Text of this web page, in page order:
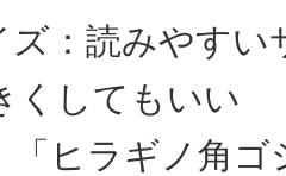
ズ：読みやすい
くしてもいい
「ヒラギノ角ゴ